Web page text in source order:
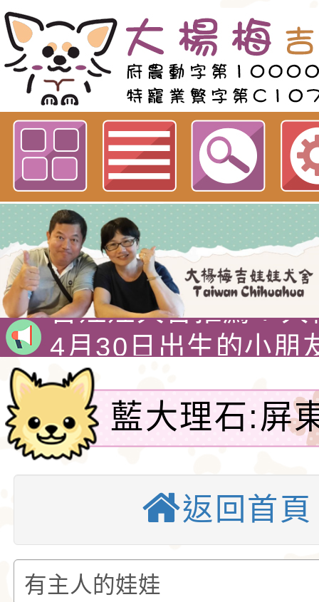
歡迎參觀：屏東市施小姐預訂網站
吉娃娃專賣店 : 大楊
犬舍 。
吉娃娃犬舍推薦 : 大
娃犬舍
4月30日出生的小朋
吉娃娃有堅韌的意
警惕，動作迅速，
格和嬌小的體型廣受
愛。吉娃娃犬犬不僅
小型玩具犬，同時
犬的狩獵與防範本能
似梗類犬的氣質。
1890年，墨西哥總
娃娃藏在花束裡，送
后阿德麗娜‧芭蒂（
Patti），後者對外
娃娃成為家喻戶曉的
吉娃娃專賣店 : 大楊
犬舍 。
吉娃娃犬舍推薦 : 大
4月30日出生的小朋
吉娃娃有堅韌的意志
警惕，動作迅速，以
1890年，墨西哥總
藍大理石:屏
姐預訂-吉娃
返回首頁